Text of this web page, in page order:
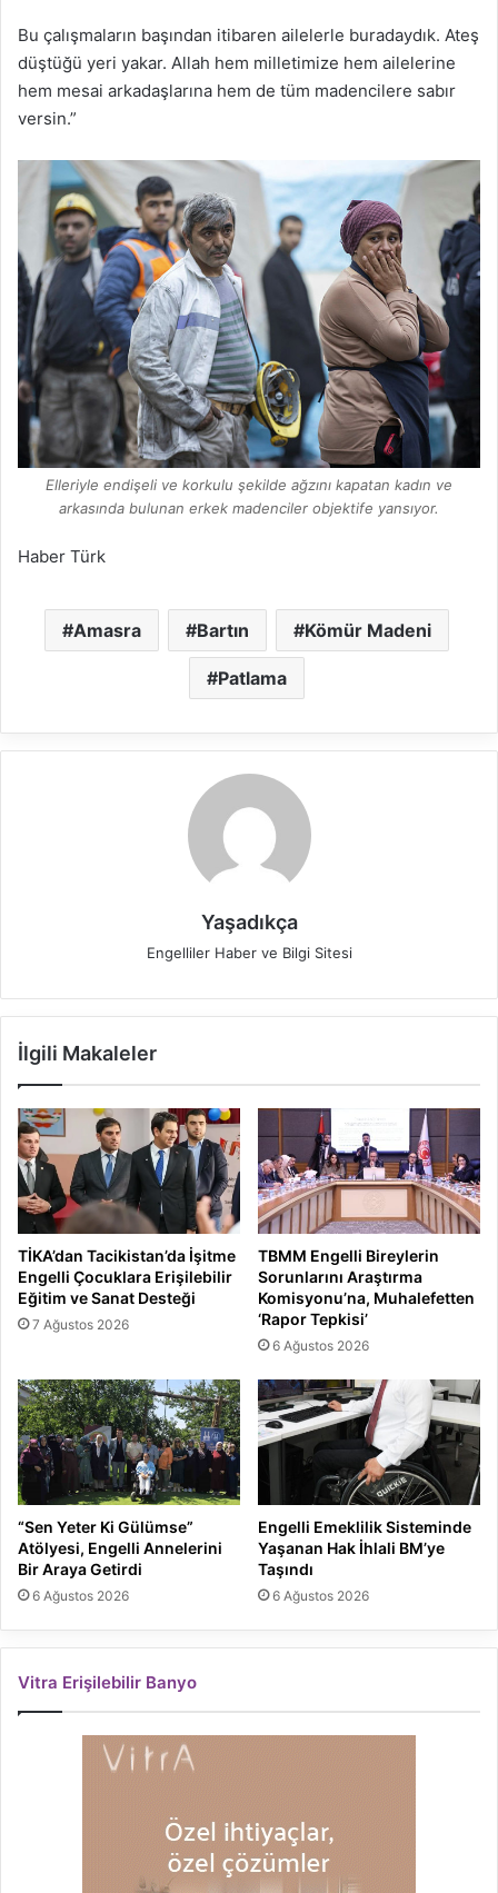
Bu çalışmaların başından itibaren ailelerle buradaydık. Ateş
düştüğü yeri yakar. Allah hem milletimize hem ailelerine
hem mesai arkadaşlarına hem de tüm madencilere sabır
versin.”
Elleriyle endişeli ve korkulu şekilde ağzını kapatan kadın ve
arkasında bulunan erkek madenciler objektife yansıyor.
Haber Türk
Amasra Bartın Kömür Madeni
Patlama
Yaşadıkça
Engelliler Haber ve Bilgi Sitesi
İlgili Makaleler
TİKA’dan Tacikistan’da İşitme
Engelli Çocuklara Erişilebilir
Eğitim ve Sanat Desteği
7 Ağustos 2026
TBMM Engelli Bireylerin
Sorunlarını Araştırma
Komisyonu’na, Muhalefetten
‘Rapor Tepkisi’
6 Ağustos 2026
“Sen Yeter Ki Gülümse”
Atölyesi, Engelli Annelerini
Bir Araya Getirdi
6 Ağustos 2026
Engelli Emeklilik Sisteminde
Yaşanan Hak İhlali BM’ye
Taşındı
6 Ağustos 2026
Vitra Erişilebilir Banyo